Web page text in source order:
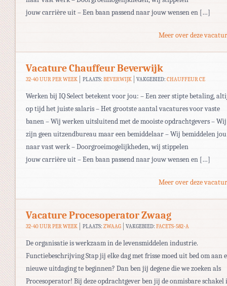
jouw carrière uit – Een baan passend naar jouw wensen en […]
Meer over deze
Vacature Chauffeur Beverwijk
32-40 UUR PER WEEK PLAATS: BEVERWIJK VAKGEBIED:CHAUFFEUR CE
Werken bij IQ Select betekent voor jou: – Een zeer stipte betaling,
op tijd het juiste salaris – Het grootste aantal vacatures voor vaste
banen – Wij werken uitsluitend met de mooiste opdrachtgevers – Wij
zijn geen uitzendbureau maar een bemiddelaar – Wij bemiddelen jou
naar vast werk – Doorgroeimogelijkheden, wij stippelen
jouw carrière uit – Een baan passend naar jouw wensen en […]
Meer over deze
Vacature Procesoperator Zwaag
32-40 UUR PER WEEK PLAATS: ZWAAG VAKGEBIED:FACETS-582-A
De organisatie is werkzaam in de levensmiddelen industrie.
Functiebeschrijving Stap jij elke dag met frisse moed uit bed om aan
nieuwe uitdaging te beginnen? Dan ben jij degene die we zoeken als
Procesoperator! Bij deze opdrachtgever ben jij de onmisbare schakel